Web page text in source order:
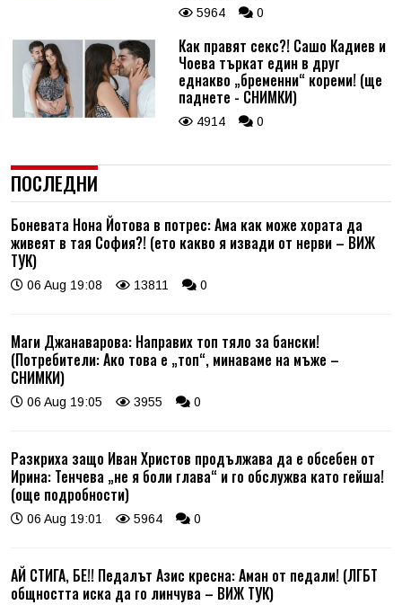
5964 0
Как правят секс?! Сашо Кадиев и
Чоева търкат един в друг
еднакво „бременни“ кореми! (ще
паднете - СНИМКИ)
4914 0
ПОСЛЕДНИ
Боневата Нона Йотова в потрес: Ама как може хората да
живеят в тая София?! (ето какво я извади от нерви – ВИЖ
ТУК)
06 Aug 19:08 13811 0
Маги Джанаварова: Направих топ тяло за бански!
(Потребители: Ако това е „топ“, минаваме на мъже –
СНИМКИ)
06 Aug 19:05 3955 0
Разкриха защо Иван Христов продължава да е обсебен от
Ирина: Тенчева „не я боли глава“ и го обслужва като гейша!
(още подробности)
06 Aug 19:01 5964 0
АЙ СТИГА, БЕ!! Педалът Азис кресна: Аман от педали! (ЛГБТ
общността иска да го линчува – ВИЖ ТУК)